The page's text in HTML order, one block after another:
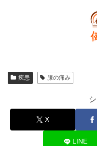
疾患 膝の痛み
X
LINE